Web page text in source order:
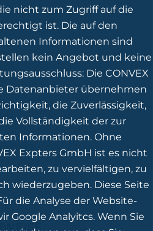
14
nicht zum Zugriff auf die
ist. Die auf den
Informationen sind
kein Angebot und keine
Die CONVEX
Datenanbieter übernehmen
die Zuverlässigkeit,
Vollständigkeit der zur
Informationen. Ohne
Expters GmbH ist es nicht
zu vervielfältigen, zu
wiederzugeben. Diese Seite
die Analyse der Website-
Google Analyitcs. Wenn Sie